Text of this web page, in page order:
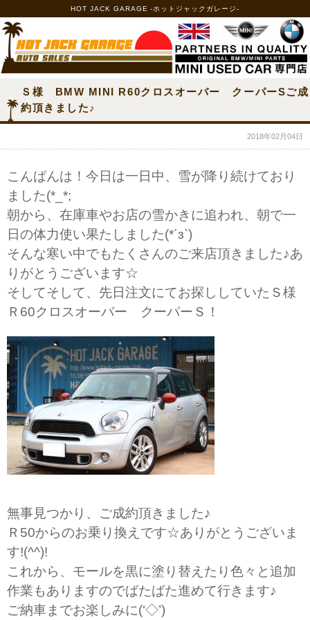
HOT JACK GARAGE -ホットジャックガレージ-
Ｓ様 BMW MINI R60クロスオーバー クーパーSご成
約頂きました♪
2018年02月04日
こんばんは！今日は一日中、雪が降り続けており
ました(*_*;
朝から、在庫車やお店の雪かきに追われ、朝で一
日の体力使い果たしました(*´з`)
そんな寒い中でもたくさんのご来店頂きました♪あ
りがとうございます☆
そしてそして、先日注文にてお探ししていたＳ様
Ｒ60クロスオーバー クーパーＳ！
無事見つかり、ご成約頂きました♪
Ｒ50からのお乗り換えです☆ありがとうございま
す!(^^)!
これから、モールを黒に塗り替えたり色々と追加
作業もありますのでばたばた進めて行きます♪
ご納車までお楽しみに(‘◇’)ゞ